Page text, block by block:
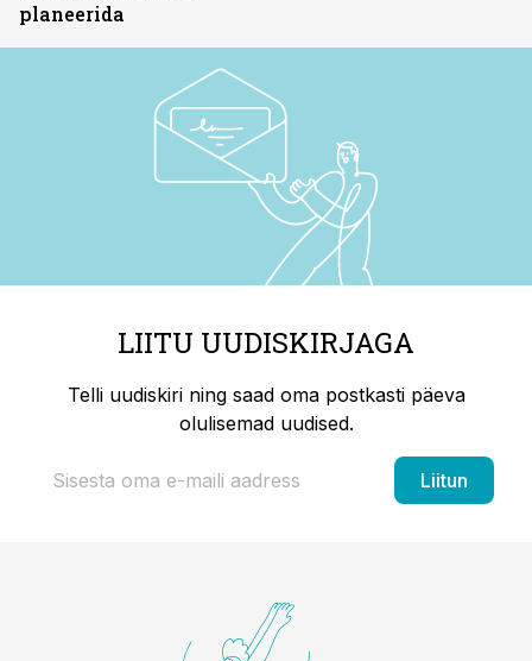
planeerida
LIITU UUDISKIRJAGA
Telli uudiskiri ning saad oma postkasti päeva
olulisemad uudised.
Liitun